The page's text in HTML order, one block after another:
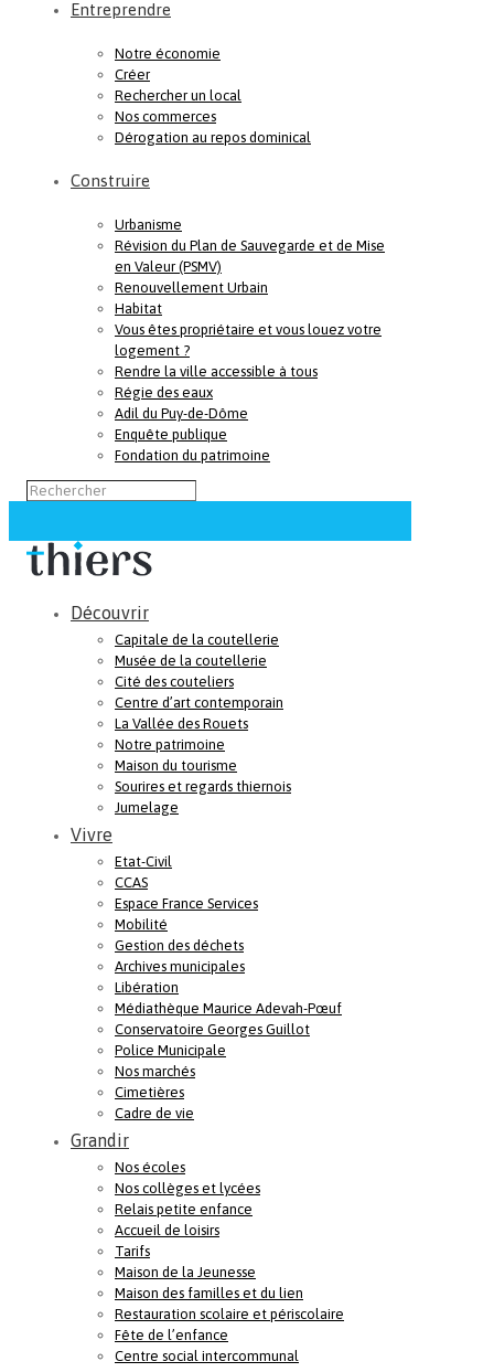
Entreprendre
Notre économie
Créer
Rechercher un local
Nos commerces
Dérogation au repos dominical
Construire
Urbanisme
Révision du Plan de Sauvegarde et de Mise
en Valeur (PSMV)
Renouvellement Urbain
Habitat
Vous êtes propriétaire et vous louez votre
logement ?
Rendre la ville accessible à tous
Régie des eaux
Adil du Puy-de-Dôme
Enquête publique
Fondation du patrimoine
Découvrir
Capitale de la coutellerie
Musée de la coutellerie
Cité des couteliers
Centre d’art contemporain
La Vallée des Rouets
Notre patrimoine
Maison du tourisme
Sourires et regards thiernois
Jumelage
Vivre
Etat-Civil
CCAS
Espace France Services
Mobilité
Gestion des déchets
Archives municipales
Libération
Médiathèque Maurice Adevah-Pœuf
Conservatoire Georges Guillot
Police Municipale
Nos marchés
Cimetières
Cadre de vie
Grandir
Nos écoles
Nos collèges et lycées
Relais petite enfance
Accueil de loisirs
Tarifs
Maison de la Jeunesse
Maison des familles et du lien
Restauration scolaire et périscolaire
Fête de l’enfance
Centre social intercommunal